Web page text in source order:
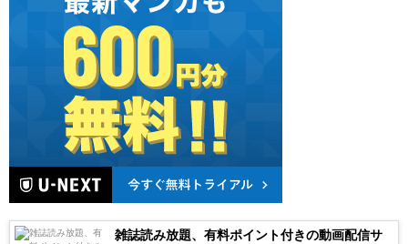
雑誌読み放題、有料ポイント付きの動画配信サ